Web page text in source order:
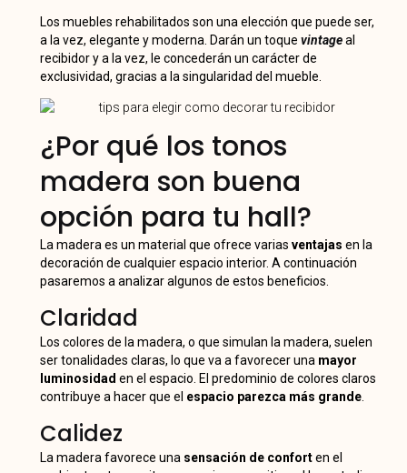
Los muebles rehabilitados son una elección que puede ser,
a la vez, elegante y moderna. Darán un toque vintageal
recibidor y a la vez, le concederán un carácter de
exclusividad, gracias a la singularidad del mueble.
¿Por qué los tonos
madera son buena
opción para tu hall?
La madera es un material que ofrece varias ventajas en la
decoración de cualquier espacio interior. A continuación
pasaremos a analizar algunos de estos beneficios.
Claridad
Los colores de la madera, o que simulan la madera, suelen
ser tonalidades claras, lo que va a favorecer una mayor
luminosidad en el espacio. El predominio de colores claros
contribuye a hacer que el espacio parezca más grande.
Calidez
La madera favorece una sensación de conforten el